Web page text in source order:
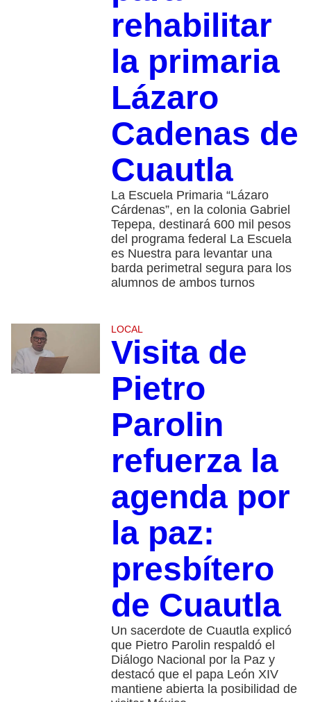
rehabilitar
la primaria
Lázaro
Cadenas de
Cuautla
La Escuela Primaria “Lázaro
Cárdenas”, en la colonia Gabriel
Tepepa, destinará 600 mil pesos
del programa federal La Escuela
es Nuestra para levantar una
barda perimetral segura para los
alumnos de ambos turnos
LOCAL
Visita de
Pietro
Parolin
refuerza la
agenda por
la paz:
presbítero
de Cuautla
Un sacerdote de Cuautla explicó
que Pietro Parolin respaldó el
Diálogo Nacional por la Paz y
destacó que el papa León XIV
mantiene abierta la posibilidad de